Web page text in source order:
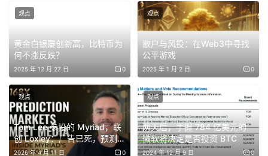
出，市场正密切关注受影响的产线情况。
AI与股市
黄金白银屡创新高，比特币为
何不涨反跌？
2025 年 12 月 27 日 0
观点
散户与风投：在Web3中寻找
公平游戏
2025 年 1 月 2 日 0
观点
Tom Lee 参投的 Myriad，联
创 Loxley：广告已死，预测市
场才是媒体变现的终局
2026 年 4 月 11 日 0
观点
两天后，手握 784 亿美元的
微软将决定是否投资 BTC
2024 年 12 月 9 日 0
观点